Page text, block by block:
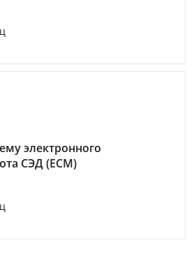
электронного
СЭД (ECM)